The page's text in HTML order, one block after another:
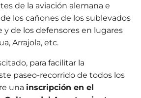
de la aviación alemana e
los cañones de los sublevados
y de los defensores en lugares
Arrajola, etc.
para facilitar la
paseo-recorrido de todos los
una inscripción en el